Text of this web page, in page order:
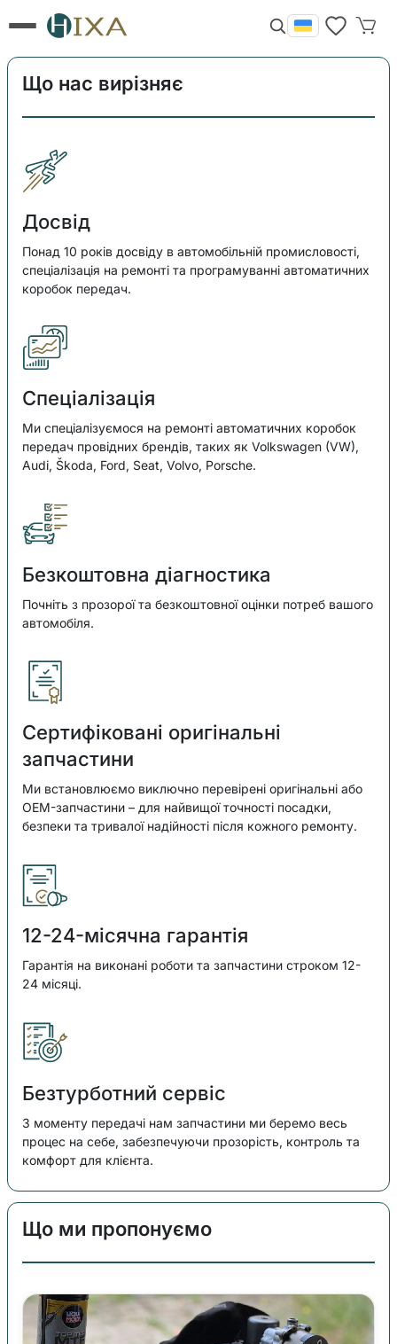
мехатроніки – поштою або на місці
Безкоштовна діагностика + протокол: Обмін зі
знижкою -20%
Що нас вирізняє
Досвід
Понад 10 років досвіду в автомобільній промисловості,
спеціалізація на ремонті та програмуванні автоматичних
коробок передач.
Спеціалізація
Ми спеціалізуємося на ремонті автоматичних коробок
передач провідних брендів, таких як Volkswagen (VW),
Audi, Škoda, Ford, Seat, Volvo, Porsche.
Безкоштовна діагностика
Почніть з прозорої та безкоштовної оцінки потреб вашого
автомобіля.
Сертифіковані оригінальні
запчастини
Ми встановлюємо виключно перевірені оригінальні або
OEM-запчастини – для найвищої точності посадки,
безпеки та тривалої надійності після кожного ремонту.
12-24-місячна гарантія
Гарантія на виконані роботи та запчастини строком 12-
24 місяці.
Безтурботний сервіс
З моменту передачі нам запчастини ми беремо весь
процес на себе, забезпечуючи прозорість, контроль та
комфорт для клієнта.
Що ми пропонуємо